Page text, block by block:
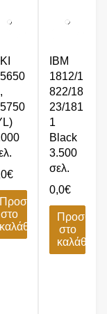
€
Προσθήκη
στο
καλάθι
IBM
1812/1
822/18
23/181
1
Black
3.500
σελ.
0,0€
στο
καλάθι